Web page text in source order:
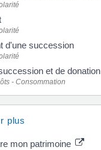
d'une succession
et de donation
- Consommation
plus
mon patrimoine